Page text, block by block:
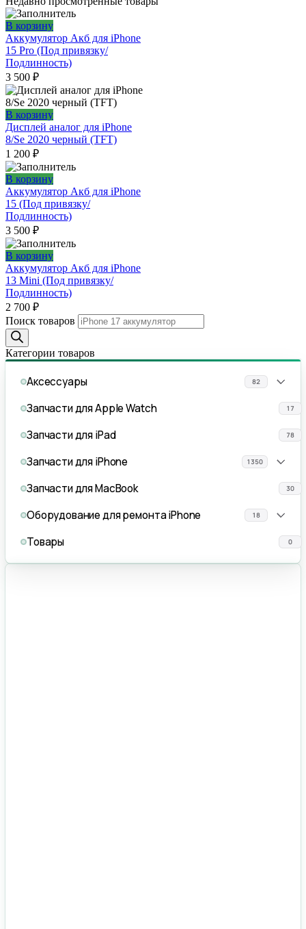
В корзину
Аккумулятор Акб для iPhone
15 Pro (Под привязку/
Подлинность)
3 500 ₽
В корзину
Дисплей аналог для iPhone
8/Se 2020 черный (TFT)
1 200 ₽
В корзину
Аккумулятор Акб для iPhone
15 (Под привязку/
Подлинность)
3 500 ₽
В корзину
Аккумулятор Акб для iPhone
13 Mini (Под привязку/
Подлинность)
2 700 ₽
Поиск товаров
Категории товаров
Аксессуары 82
Запчасти для Apple Watch 17
Запчасти для iPad 78
Запчасти для iPhone 1350
Запчасти для MacBook 30
Оборудование для ремонта iPhone 18
Товары 0